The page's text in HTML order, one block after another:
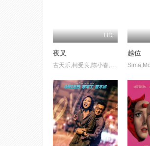
HD
夜叉
古天乐,柯受良,陈小春,叶佩雯,宣萱,谢天华,吴志雄,林子善,黎耀祥
越位